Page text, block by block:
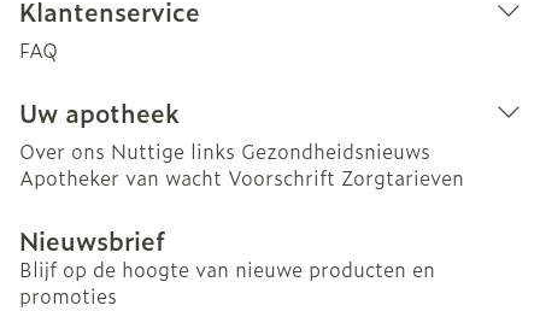
Klantenservice
FAQ
Uw apotheek
Over ons Nuttige links Gezondheidsnieuws
Apotheker van wacht Voorschrift Zorgtarieven
Nieuwsbrief
Blijf op de hoogte van nieuwe producten en
promoties